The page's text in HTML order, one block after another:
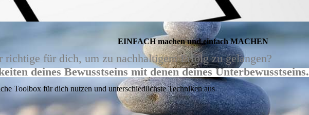
EINFACH machen und einfach MACHEN
richtige für dich, um zu nachhaltigem Erfolg zu gelangen?
deines Bewusstseins mit denen deines Unterbewusstseins.
Toolbox für dich nutzen und unterschiedlichste Techniken aus